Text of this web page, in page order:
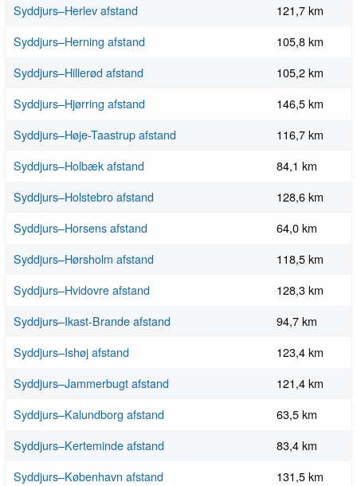
Syddjurs–Herlev afstand
121,7 km
Syddjurs–Herning afstand
105,8 km
Syddjurs–Hillerød afstand
105,2 km
Syddjurs–Hjørring afstand
146,5 km
Syddjurs–Høje-Taastrup afstand
116,7 km
Syddjurs–Holbæk afstand
84,1 km
Syddjurs–Holstebro afstand
128,6 km
Syddjurs–Horsens afstand
64,0 km
Syddjurs–Hørsholm afstand
118,5 km
Syddjurs–Hvidovre afstand
128,3 km
Syddjurs–Ikast-Brande afstand
94,7 km
Syddjurs–Ishøj afstand
123,4 km
Syddjurs–Jammerbugt afstand
121,4 km
Syddjurs–Kalundborg afstand
63,5 km
Syddjurs–Kerteminde afstand
83,4 km
Syddjurs–København afstand
131,5 km